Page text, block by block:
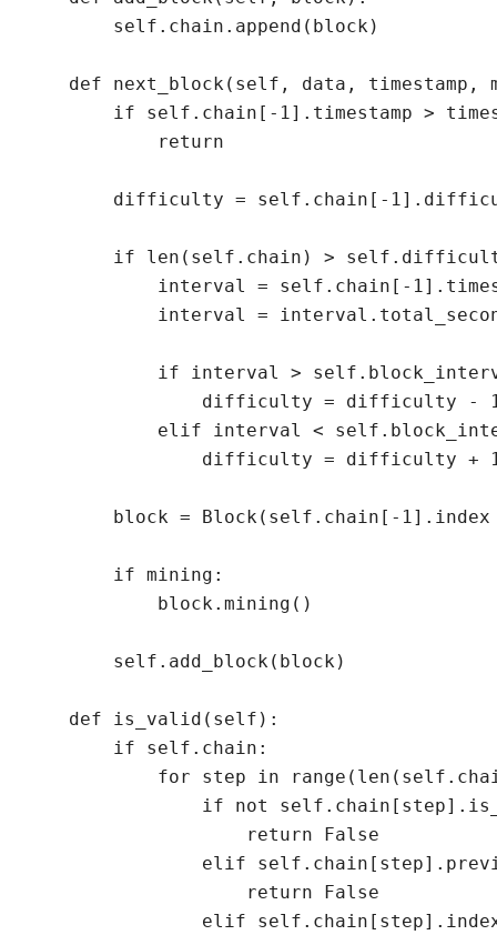
        self.chain.append(block)
def next_block(self, data, timestamp,
if self.chain[-1].timestamp >
            return
difficulty = self.chain[-
if len(self.chain) >
interval = self.chain[-
interval =
if interval >
difficulty = difficulty -
elif interval <
difficulty = difficulty +
block = Block(self.chain[-
        if mining:
            block.mining()
        self.add_block(block)
    def is_valid(self):
        if self.chain:
for step in
if not
                    return False
elif
                    return False
elif